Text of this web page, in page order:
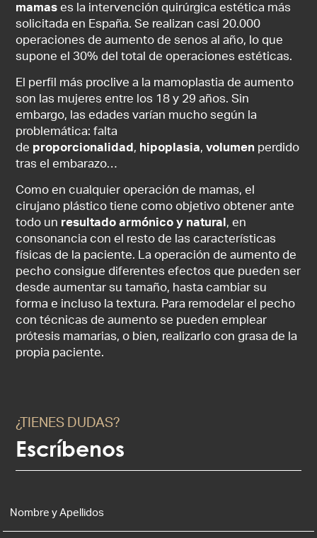
mamas es la intervención quirúrgica estética más
solicitada en España. Se realizan casi 20.000
operaciones de aumento de senos al año, lo que
supone el 30% del total de operaciones estéticas.
El perfil más proclive a la mamoplastia de aumento
son las mujeres entre los 18 y 29 años. Sin
embargo, las edades varían mucho según la
problemática: falta
de proporcionalidad , hipoplasia,volumen perdido
tras el embarazo…
Como en cualquier operación de mamas, el
cirujano plástico tiene como objetivo obtener ante
todo un resultado armónico y natural , en
consonancia con el resto de las características
físicas de la paciente. La operación de aumento de
pecho consigue diferentes efectos que pueden ser
desde aumentar su tamaño, hasta cambiar su
forma e incluso la textura. Para remodelar el pecho
con técnicas de aumento se pueden emplear
prótesis mamarias, o bien, realizarlo con grasa de la
propia paciente.
¿TIENES DUDAS?
Escríbenos